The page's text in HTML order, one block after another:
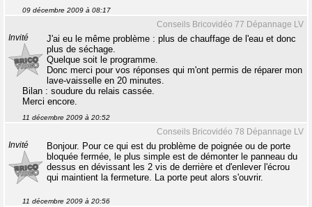
09 décembre 2009 à 08:17
Conseils Bricovidéo 77 Dépannage LV
Invité
J'ai eu le même problème : plus de chauffage de l'eau et donc
plus de séchage.
Quelque soit le programme.
Donc merci pour vos réponses qui m'ont permis de réparer mon
lave-vaisselle en 20 minutes.
Bilan : soudure du relais cassée.
Merci encore.
11 décembre 2009 à 20:52
Conseils Bricovidéo 78 Dépannage LV
Invité
Bonjour. Pour ce qui est du problème de poignée ou de porte
bloquée fermée, le plus simple est de démonter le panneau du
dessus en dévissant les 2 vis de derrière et d'enlever l'écrou
qui maintient la fermeture. La porte peut alors s'ouvrir.
11 décembre 2009 à 20:56